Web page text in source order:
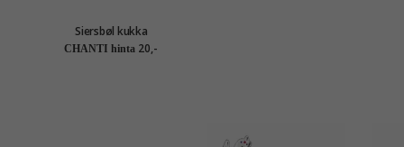
Siersbøl kukka
korvarenkaat hopea lila
CHANTI hinta 20,-